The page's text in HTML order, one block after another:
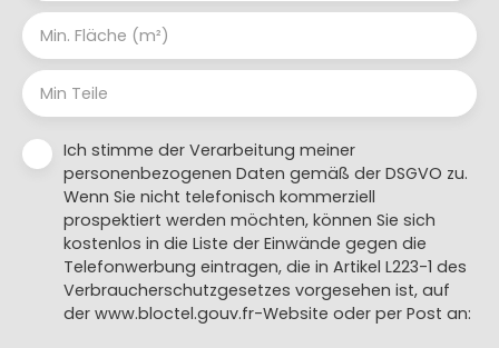
Min. Fläche (m²)
Min Teile
Ich stimme der Verarbeitung meiner
personenbezogenen Daten gemäß der DSGVO zu.
Wenn Sie nicht telefonisch kommerziell
prospektiert werden möchten, können Sie sich
kostenlos in die Liste der Einwände gegen die
Telefonwerbung eintragen, die in Artikel L223-1 des
Verbraucherschutzgesetzes vorgesehen ist, auf
der www.bloctel.gouv.fr-Website oder per Post an: